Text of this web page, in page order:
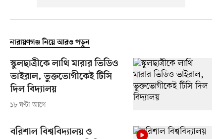
নারায়ণগঞ্জ নিয়ে আরও পড়ুন
স্কুলছাত্রীকে লাথি মারার ভিডিও
ভাইরাল, ভুক্তভোগীকেই টিসি
দিল বিদ্যালয়
১৮ ঘণ্টা আগে
বরিশাল বিশ্ববিদ্যালয় ও